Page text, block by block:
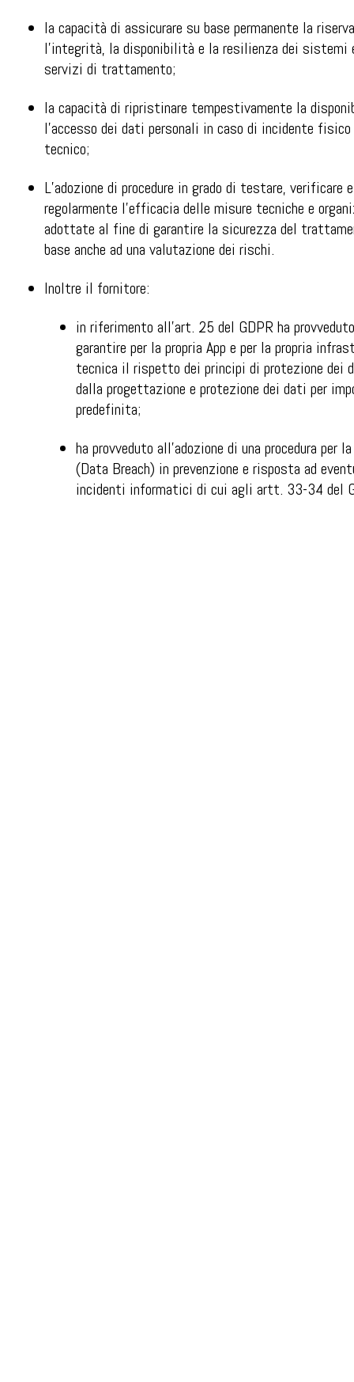
la capacità di assicurare su base permanente la
l’integrità, la disponibilità e la resilienza dei sistemi
servizi di trattamento;
la capacità di ripristinare tempestivamente la
l’accesso dei dati personali in caso di incidente fisico
tecnico;
L’adozione di procedure in grado di testare, verificare
regolarmente l’efficacia delle misure tecniche e
adottate al fine di garantire la sicurezza del
base anche ad una valutazione dei rischi.
Inoltre il fornitore:
in riferimento all’art. 25 del GDPR ha
garantire per la propria App e per la propria
tecnica il rispetto dei principi di protezione dei
dalla progettazione e protezione dei dati per
predefinita;
ha provveduto all’adozione di una procedura per
(Data Breach) in prevenzione e risposta ad
incidenti informatici di cui agli artt. 33-34 del